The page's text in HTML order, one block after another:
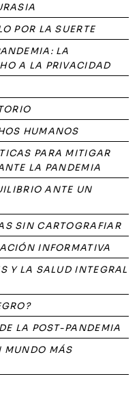
POR LA SUERTE
LA
A LA PRIVACIDAD
HUMANOS
PARA MITIGAR
LA PANDEMIA
ANTE UN
SIN CARTOGRAFIAR
INFORMATIVA
Y LA SALUD INTEGRAL
LA POST-PANDEMIA
MUNDO MÁS